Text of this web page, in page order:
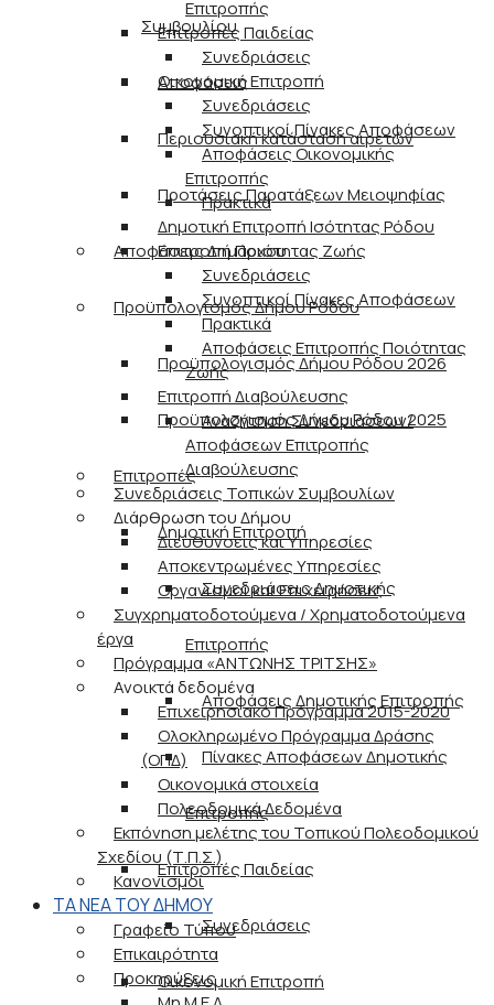
Συμβουλίου
Αποφάσεις
Περιουσιακή κατάσταση αιρετών
Προτάσεις Παρατάξεων Μειοψηφίας
Αποφάσεις Δημάρχου
Προϋπολογισμός Δήμου Ρόδου
Προϋπολογισμός Δήμου Ρόδου 2026
Προϋπολογισμός Δήμου Ρόδου 2025
Επιτροπές
Δημοτική Επιτροπή
Συνεδριάσεις Δημοτικής
Επιτροπής
Αποφάσεις Δημοτικής Επιτροπής
Πίνακες Αποφάσεων Δημοτικής
Επιτροπής
Επιτροπές Παιδείας
Συνεδριάσεις
Οικονομική Επιτροπή
Επιτροπής
Επιτροπές Παιδείας
Συνεδριάσεις
Οικονομική Επιτροπή
Συνεδριάσεις
Συνοπτικοί Πίνακες Αποφάσεων
Αποφάσεις Οικονομικής
Επιτροπής
Πρακτικά
Δημοτική Επιτροπή Ισότητας Ρόδου
Επιτροπή Ποιότητας Ζωής
Συνεδριάσεις
Συνοπτικοί Πίνακες Αποφάσεων
Πρακτικά
Αποφάσεις Επιτροπής Ποιότητας
Ζωής
Επιτροπή Διαβούλευσης
Αναζήτηση Συνεδριάσεων/
Αποφάσεων Επιτροπής
Διαβούλευσης
Συνεδριάσεις Τοπικών Συμβουλίων
Διάρθρωση του Δήμου
Διευθύνσεις και Υπηρεσίες
Αποκεντρωμένες Υπηρεσίες
Οργανισμοί και Επιχειρήσεις
Συγχρηματοδοτούμενα / Χρηματοδοτούμενα
έργα
Πρόγραμμα «ΑΝΤΩΝΗΣ ΤΡΙΤΣΗΣ»
Ανοικτά δεδομένα
Επιχειρησιακό Πρόγραμμα 2015-2020
Ολοκληρωμένο Πρόγραμμα Δράσης
(ΟΠΔ)
Οικονομικά στοιχεία
Πολεοδομικά Δεδομένα
Εκπόνηση μελέτης του Τοπικού Πολεοδομικού
Σχεδίου (Τ.Π.Σ.)
Κανονισμοί
ΤΑ ΝΕΑ ΤΟΥ ΔΗΜΟΥ
Γραφείο Τύπου
Επικαιρότητα
Προκηρύξεις